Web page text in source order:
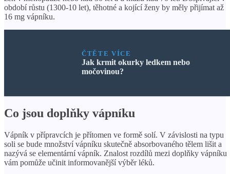
období růstu (1300-10 let), těhotné a kojící ženy by měly přijímat až
16 mg vápníku.
ČTĚTE VÍCE
Jak krmit okurky ledkem nebo
močovinou?
Co jsou doplňky vápníku
Vápník v přípravcích je přítomen ve formě solí. V závislosti na typu
soli se bude množství vápníku skutečně absorbovaného tělem lišit a
nazývá se elementární vápník. Znalost rozdílů mezi doplňky vápníku
vám pomůže učinit informovanější výběr léků.